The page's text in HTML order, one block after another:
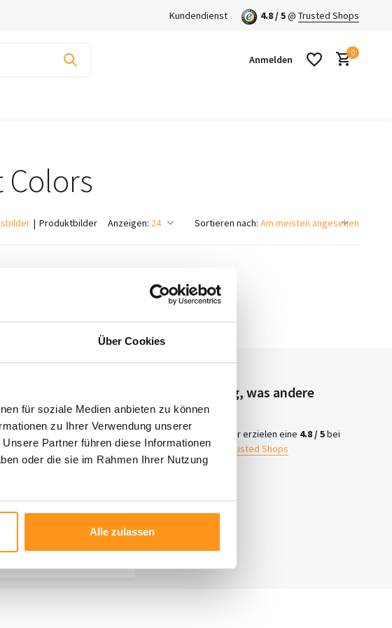
Über Cookies
für soziale Medien anbieten zu können
zu Ihrer Verwendung unserer
Partner führen diese Informationen
oder die sie im Rahmen Ihrer Nutzung
Alle zulassen
Kundendienst 4.8 / 5@ Trusted Shops
Anmelden
0
Produktbilder Anzeigen: Sortieren nach:
Direkt chatten
Telefonischer Kontakt
Neugierig, was andere
denken?
4.8 /
5
Wir erzielen eine 4.8 / 5bei
Trusted Shops